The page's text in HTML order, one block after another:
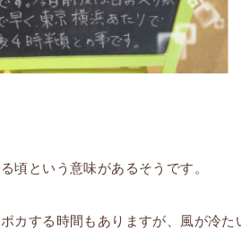
頃という意味があるそうです。
カする時間もありますが、風が冷た